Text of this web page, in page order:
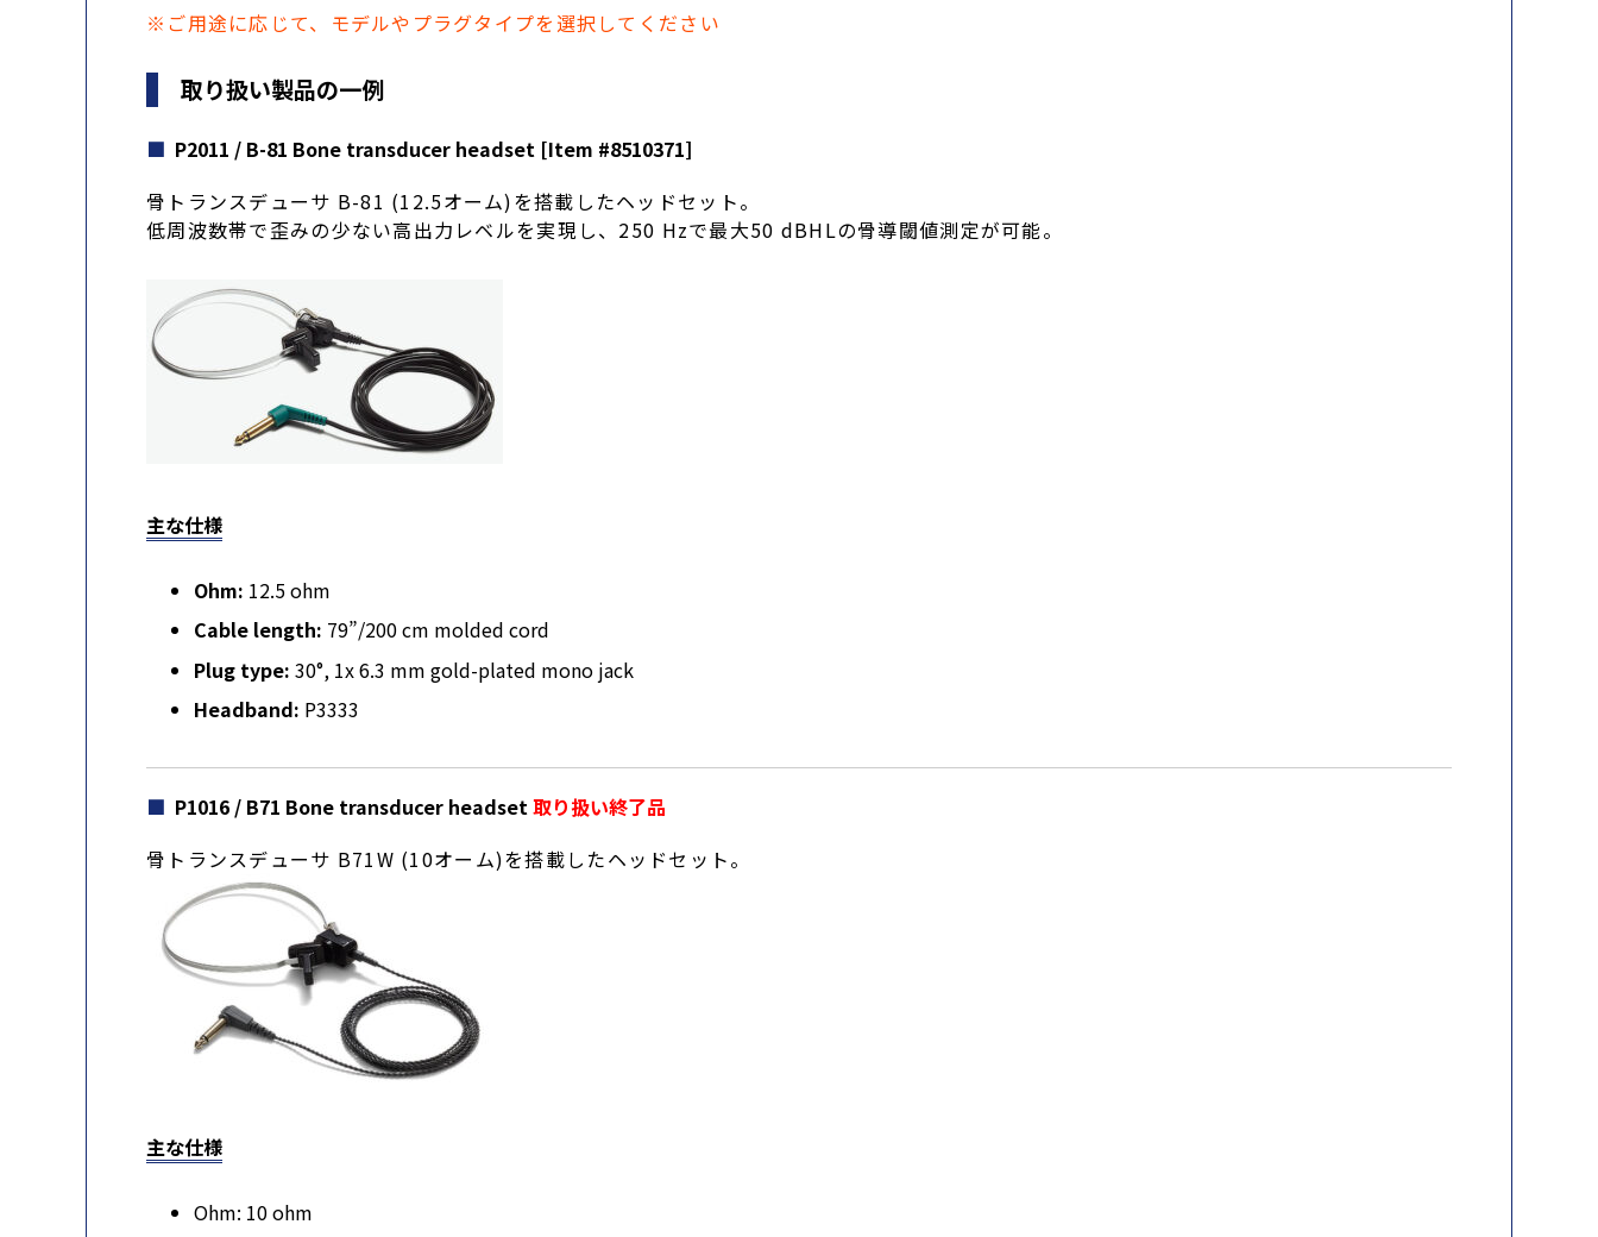
※ご用途に応じて、モデルやプラグタイプを選択してください
取り扱い製品の一例
P2011 / B-81 Bone transducer headset [Item #8510371]
骨トランスデューサ B-81 (12.5オーム)を搭載したヘッドセット。
低周波数帯で歪みの少ない高出力レベルを実現し、250 Hzで最大50 dBHLの骨導閾値測定が可能。
主な仕様
Ohm: 12.5 ohm
Cable length: 79”/200 cm molded cord
Plug type: 30°, 1x 6.3 mm gold-plated mono jack
Headband: P3333
P1016 / B71 Bone transducer headset取り扱い終了品
骨トランスデューサ B71W (10オーム)を搭載したヘッドセット。
主な仕様
Ohm: 10 ohm